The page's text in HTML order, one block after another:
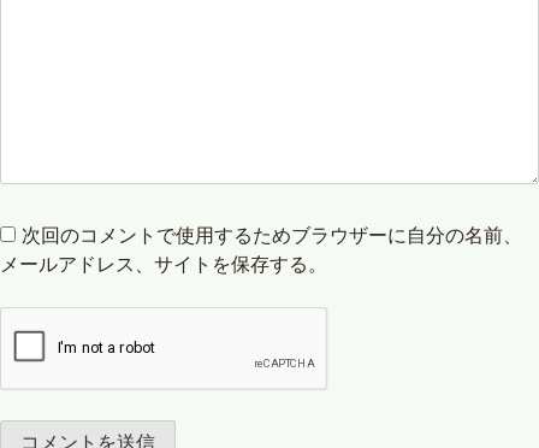
次回のコメントで使用するためブラウザーに自分の名前、
メールアドレス、サイトを保存する。